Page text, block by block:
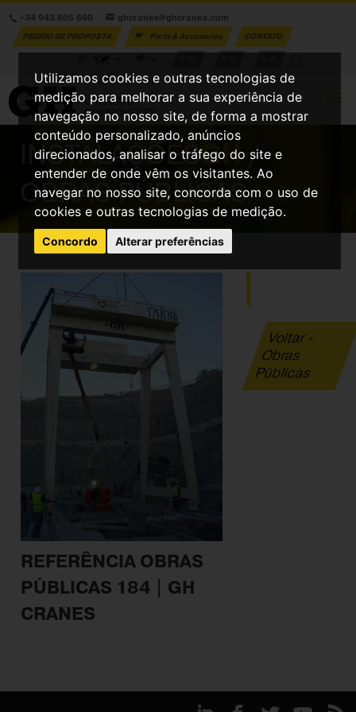
Utilizamos cookies e outras tecnologias de
medição para melhorar a sua experiência de
navegação no nosso site, de forma a mostrar
conteúdo personalizado, anúncios
direcionados, analisar o tráfego do site e
entender de onde vêm os visitantes. Ao
navegar no nosso site, concorda com o uso de
cookies e outras tecnologias de medição.
Concordo Alterar preferências
+34 943 805 660 ghcranes@ghcranes.com
PEDIDO DE PROPOSTA Parts & Accesories
CONTATO
INSTALAÇÕESGH/
OBRAS PÚBLICAS
REFERÊNCIA OBRAS
PÚBLICAS 184 | GH
CRANES
Voltar -
Obras
Públicas